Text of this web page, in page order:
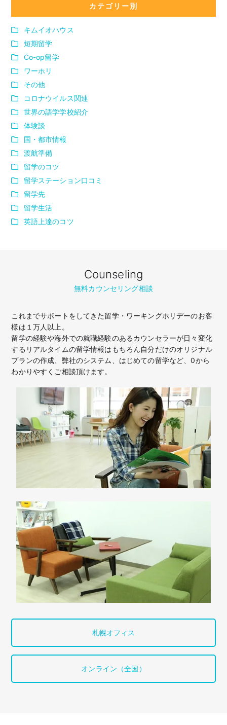
カテゴリー別
キムイオハウス
短期留学
Co-op留学
ワーホリ
その他
コロナウイルス関連
世界の語学学校紹介
体験談
国・都市情報
渡航準備
留学のコツ
留学ステーション口コミ
留学先
留学生活
英語上達のコツ
Counseling
無料カウンセリング相談
これまでサポートをしてきた留学・ワーキングホリデーのお客
様は１万人以上。
留学の経験や海外での就職経験のあるカウンセラーが日々変化
するリアルタイムの留学情報はもちろん自分だけのオリジナル
プランの作成、弊社のシステム、はじめての留学など、0から
わかりやすくご相談頂けます。
札幌オフィス
オンライン（全国）